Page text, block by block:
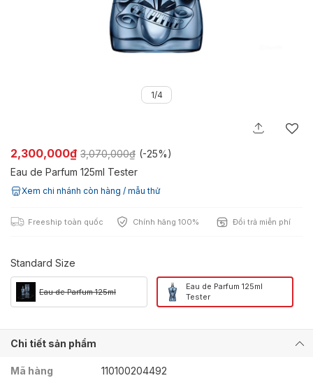
1/4
2,300,000₫ 3,070,000₫ (-25%)
Eau de Parfum 125ml Tester
Xem chi nhánh còn hàng / mẫu thử
Freeship toàn quốc Chính hãng 100% Đổi trả miễn phí
Standard Size
Eau de Parfum 125ml
Eau de Parfum 125ml
Tester
Chi tiết sản phẩm
Mã hàng
110100204492